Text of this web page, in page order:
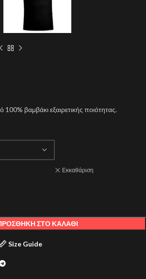
βαμβάκι εξαιρετικής ποιότητας.
Εκκαθάριση
ΣΤΟ ΚΑΛΆΘΙ
Size Guide